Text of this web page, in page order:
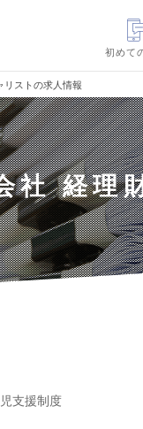
初めて
リストの求人情報
社 経理
支援制度